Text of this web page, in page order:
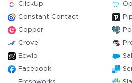
ClickUp
Constant Contact
Copper
Crove
Ecwid
Facebook